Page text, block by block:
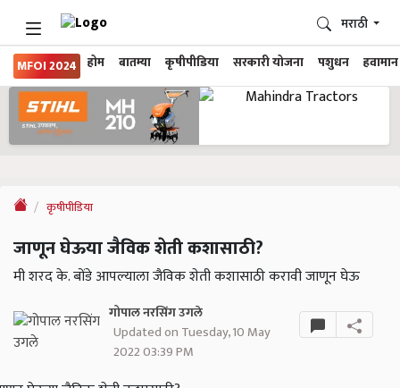
MFOI 2024 होम बातम्या कृषीपीडिया सरकारी योजना पशुधन हवामान
मराठी
कृषीपीडिया
जाणून घेऊया जैविक शेती कशासाठी?
मी शरद के. बोंडे आपल्याला जैविक शेती कशासाठी करावी जाणून घेऊ
गोपाल नरसिंग उगले
Updated on Tuesday, 10 May
2022 03:39 PM